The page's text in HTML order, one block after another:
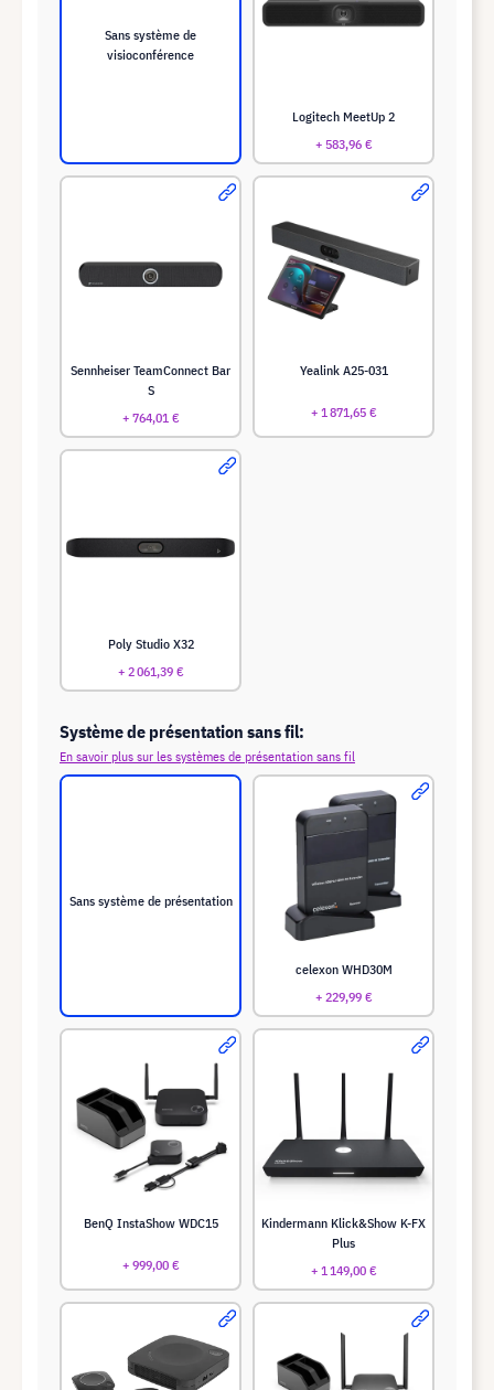
Sans système de
visioconférence
Logitech MeetUp 2
+ 583,96 €
Sennheiser TeamConnect Bar
S
+ 764,01 €
Yealink A25-031
+ 1 871,65 €
Poly Studio X32
+ 2 061,39 €
Système de présentation sans fil:
En savoir plus sur les systèmes de présentation sans fil
Sans système de présentation
celexon WHD30M
+ 229,99 €
BenQ InstaShow WDC15
+ 999,00 €
Kindermann Klick&Show K-FX
Plus
+ 1 149,00 €